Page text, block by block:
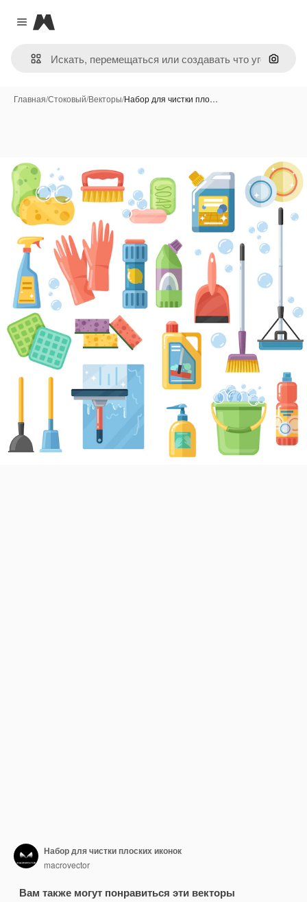
Close menu
Magnific
Поиск
Главная/Стоковый/Векторы/Набор для чистки пло…
Набор для чистки плоских иконок
macrovector
Вам также могут понравиться эти векторы